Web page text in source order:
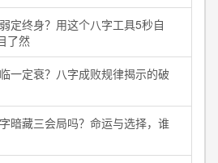
定终身？用这个八字工具5秒自
了然
一定衰？八字成败规律揭示的破
暗藏三会局吗？命运与选择，谁